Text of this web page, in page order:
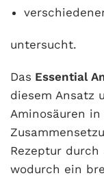
untersucht.
Das Essential
diesem Ansatz
Aminosäuren
Rezeptur
wodurch ein